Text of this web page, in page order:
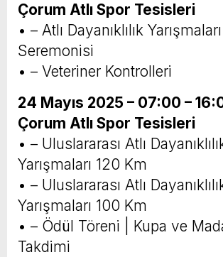
Çorum Atlı Spor Tesisleri
• – Atlı Dayanıklılık
Seremonisi
• – Veteriner Kontrolleri
24 Mayıs 2025 – 07:00 –
Çorum Atlı Spor Tesisleri
• – Uluslararası Atlı
Yarışmaları 120 Km
• – Uluslararası Atlı
Yarışmaları 100 Km
• – Ödül Töreni | Kupa ve
Takdimi